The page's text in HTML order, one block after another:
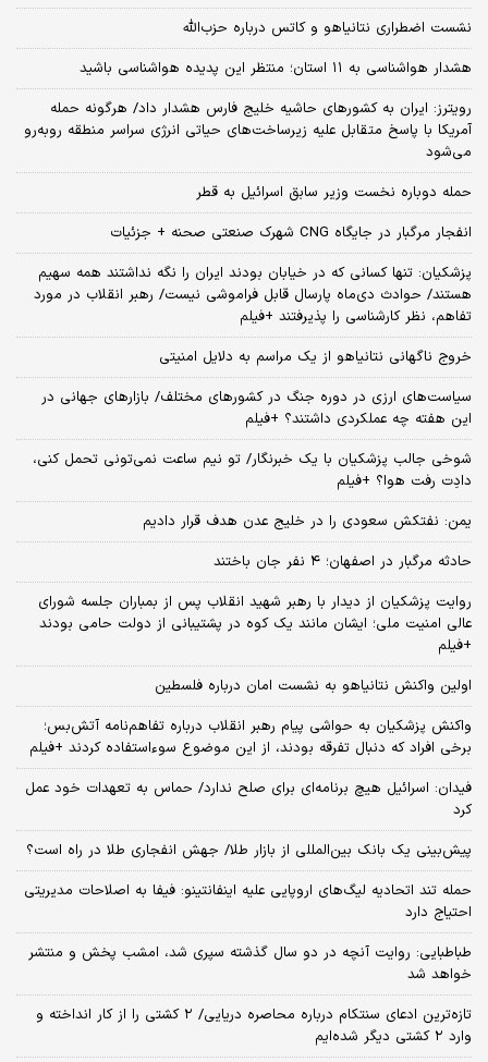
نشست اضطراری نتانیاهو و کاتس درباره حزب‌الله
هشدار هواشناسی به ۱۱ استان؛ منتظر این پدیده هواشناسی باشید
رویترز: ایران به کشورهای حاشیه خلیج فارس هشدار داد/ هرگونه حمله
آمریکا با پاسخ متقابل علیه زیرساخت‌های حیاتی انرژی سراسر منطقه روبه‌رو
می‌شود
حمله دوباره نخست وزیر سابق اسرائیل به قطر
انفجار مرگبار در جایگاه CNG شهرک صنعتی صحنه + جزئیات
پزشکیان: تنها کسانی که در خیابان بودند ایران را نگه نداشتند همه سهیم
هستند/ حوادث دی‌ماه پارسال قابل فراموشی نیست/ رهبر انقلاب در مورد
تفاهم، نظر کارشناسی را پذیرفتند +فیلم
خروج ناگهانی نتانیاهو از یک مراسم به دلایل امنیتی
سیاست‌های ارزی در دوره جنگ در کشورهای مختلف/ بازارهای جهانی در
این هفته چه عملکردی داشتند؟ +فیلم
شوخی جالب پزشکیان با یک خبرنگار/ تو نیم ساعت نمی‌تونی تحمل کنی،
دادِت رفت هوا؟ +فیلم
یمن: نفتکش سعودی را در خلیج عدن هدف قرار دادیم
حادثه مرگبار در اصفهان؛ ۴ نفر جان باختند
روایت پزشکیان از دیدار با رهبر شهید انقلاب پس از بمباران جلسه شورای
عالی امنیت ملی؛ ایشان مانند یک کوه در پشتیبانی از دولت حامی بودند
+فیلم
اولین واکنش نتانیاهو به نشست امان درباره فلسطین
واکنش پزشکیان به حواشی پیام رهبر انقلاب درباره تفاهم‌نامه آتش‌بس؛
برخی افراد که دنبال تفرقه بودند، از این موضوع سوءاستفاده کردند +فیلم
فیدان: اسرائیل هیچ برنامه‌ای برای صلح ندارد/ حماس به تعهدات خود عمل
کرد
پیش‌بینی یک بانک بین‌المللی از بازار طلا/ جهش انفجاری طلا در راه است؟
حمله تند اتحادیه لیگ‌های اروپایی علیه اینفانتینو: فیفا به اصلاحات مدیریتی
احتیاج دارد
طباطبایی: روایت آنچه در دو سال گذشته سپری شد، امشب پخش و منتشر
خواهد شد
تازه‌ترین ادعای سنتکام درباره محاصره دریایی/ ۲ کشتی را از کار انداخته و
وارد ۲ کشتی دیگر شده‌ایم